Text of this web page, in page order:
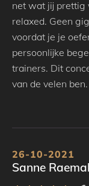
net wat jij prettig
relaxed. Geen
voordat je je
persoonlijke
trainers. Dit
van de velen
26-10-2021
Sanne